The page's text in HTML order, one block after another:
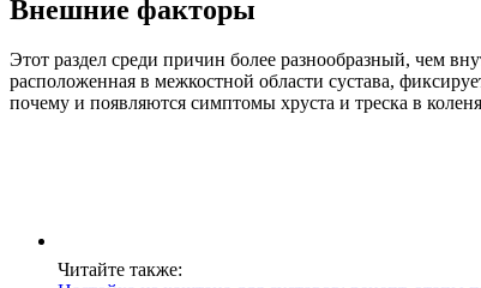
Внешние факторы
Этот раздел среди причин более разнообразный, чем
расположенная в межкостной области сустава,
почему и появляются симптомы хруста и треска в
Читайте также: